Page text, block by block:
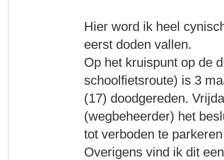
Hier word ik heel
eerst doden vallen.
Op het kruispunt op de
schoolfietsroute) is 3
(17) doodgereden.
(wegbeheerder) het
tot verboden te
Overigens vind ik dit